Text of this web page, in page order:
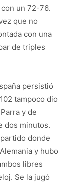
un 72-76.
que no
con una
de triples
persistió
tampoco dio
y de
dos minutos.
donde
y hubo
libres
Se la jugó